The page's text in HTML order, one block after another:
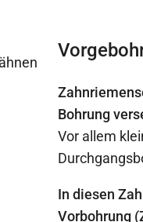
Bohrung
Vor allem
In diesen
Vorbohrung